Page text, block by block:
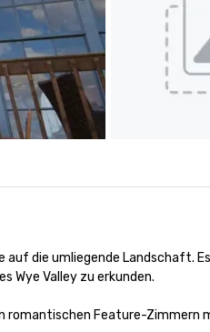
auf die umliegende
Wye Valley zu erkunden.
Feature-Zimmern